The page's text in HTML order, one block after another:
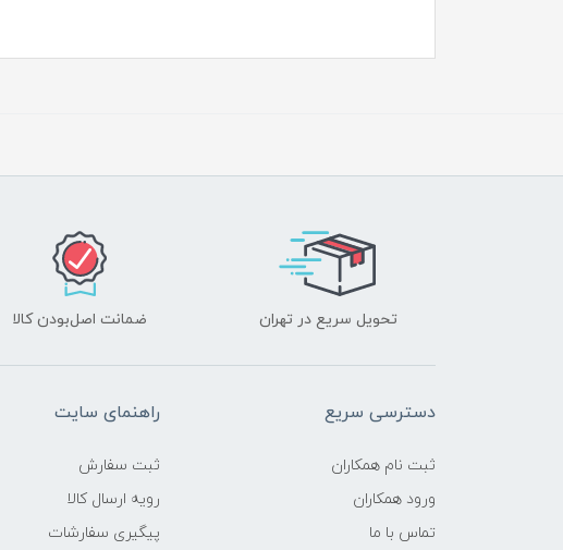
تحویل سریع در تهران ضمانت اصل‌بودن کالا
دسترسی سریع
ثبت نام همکاران
ورود همکاران
تماس با ما
راهنمای سایت
ثبت سفارش
رویه ارسال کالا
پیگیری سفارشات